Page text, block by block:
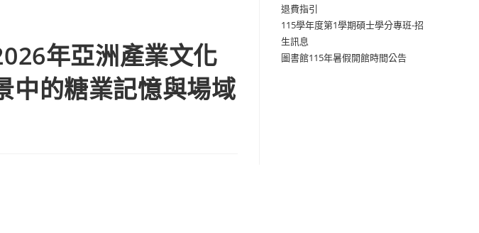
年亞洲產業文化
中的糖業記憶與場域
退費指引
115學年度第1學期碩士學分專班-招
生訊息
圖書館115年暑假開館時間公告